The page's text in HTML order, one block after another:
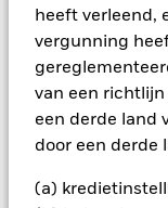
heeft verleend,
vergunning
van een
een derde land
door een derde
(a)
en
andere factoren
economisch
gebeurtenissen in
valutablootstelling
buitenlandse